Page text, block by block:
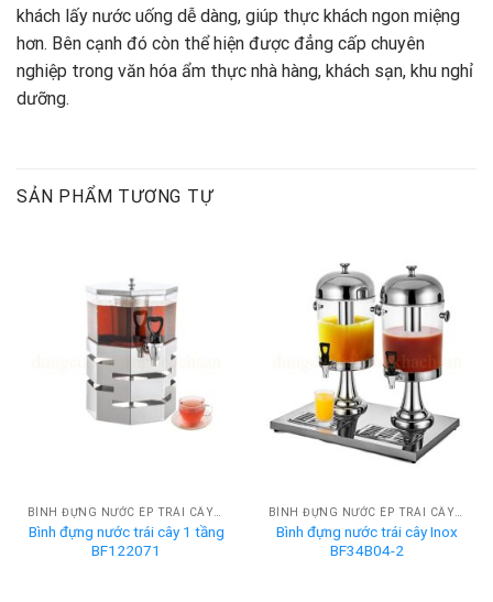
khách lấy nước uống dễ dàng, giúp thực khách ngon miệng
hơn. Bên cạnh đó còn thể hiện được đẳng cấp chuyên
nghiệp trong văn hóa ẩm thực nhà hàng, khách sạn, khu nghỉ
dưỡng.
SẢN PHẨM TƯƠNG TỰ
BÌNH ĐỰNG NƯỚC ÉP TRÁI CÂY BUFFET
Bình đựng nước trái cây 1 tầng
BF122071
BÌNH ĐỰNG NƯỚC ÉP TRÁI CÂY BUFFET
Bình đựng nước trái cây Inox
BF34B04-2